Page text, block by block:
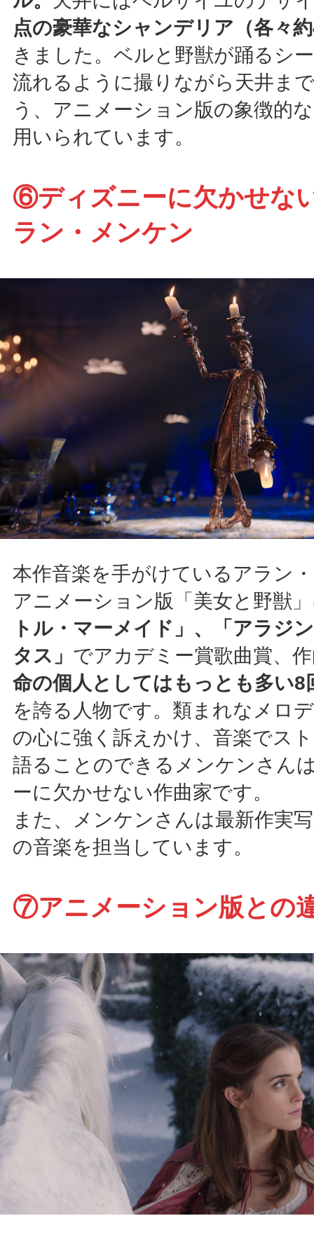
点の豪華なシャンデリア（各々
きました。ベルと野獣が踊るシ
流れるように撮りながら天井ま
う、アニメーション版の象徴的
用いられています。
⑥ディズニーに欠かせな
ラン・メンケン
本作音楽を手がけているアラン
アニメーション版「美女と野獣
トル・マーメイド」、「アラジ
タス」 でアカデミー賞歌曲賞、
命の個人としてはもっとも多い8
を誇る人物です。類まれなメロ
の心に強く訴えかけ、音楽でス
語ることのできるメンケンさん
ーに欠かせない作曲家です。
また、メンケンさんは最新作実
の音楽を担当しています。
⑦アニメーション版との